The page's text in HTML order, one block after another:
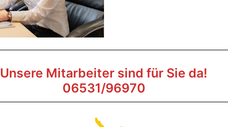
Unsere Mitarbeiter sind für Sie da!
06531/96970